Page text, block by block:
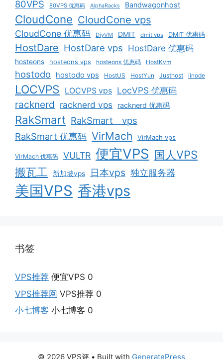
80VPS 80VPS 优惠码 AlphaRacks Bandwagonhost
CloudCone CloudCone vps
CloudCone 优惠码 DiyVM DMIT dmit vps DMIT 优惠码
HostDare HostDare vps HostDare 优惠码
hosteons hosteons vps hosteons 优惠码 HostKvm
hostodo hostodo vps HostUS HostYun Justhost linode
LOCVPS LOCVPS vps LocVPS 优惠码
racknerd racknerd vps racknerd 优惠码
RakSmart RakSmart vps
RakSmart 优惠码 VirMach VirMach vps
VirMach 优惠码 VULTR 便宜VPS 国人VPS
搬瓦工
新加坡vps 日本vps 独立服务器
美国VPS 香港vps
书签
VPS推荐 便宜VPS 0
VPS推荐网 VPS推荐 0
小七博客 小七博客 0
© 2026 VPS评 • Built with GeneratePress